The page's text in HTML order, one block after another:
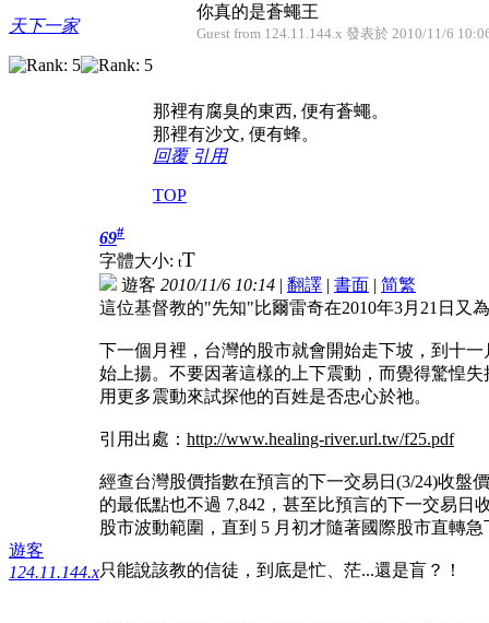
天下一家
你真的是蒼蠅王
Guest from 124.11.144.x 發表於 2010/11/6
那裡有腐臭的東西, 便有蒼蠅。
那裡有沙文, 便有蜂。
回覆 引用
TOP
遊客
124.11.144.x
69#
字體大小: tT
遊客 2010/11/6 10:14 | 翻譯 | 書面 | 简繁
這位基督教的"先知"比爾雷奇在2010年3月21日又
下一個月裡，台灣的股市就會開始走下坡，到十一
始上揚。不要因著這樣的上下震動，而覺得驚惶失
用更多震動來試探他的百姓是否忠心於祂。
引用出處： http://www.healing-river.url.tw/f25.pdf
經查台灣股價指數在預言的下一交易日(3/24)收盤
的最低點也不過 7,842，甚至比預言的下一交易日
股市波動範圍，直到 5 月初才隨著國際股市直轉急
只能說該教的信徒，到底是忙、茫...還是盲？！